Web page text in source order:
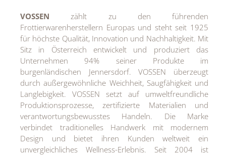
VOSSEN zählt zu den führenden
Frottierwarenherstellern Europas und steht seit 1925
für höchste Qualität, Innovation und Nachhaltigkeit. Mit
Sitz in Österreich entwickelt und produziert das
Unternehmen 94% seiner Produkte im
burgenländischen Jennersdorf. VOSSEN überzeugt
durch außergewöhnliche Weichheit, Saugfähigkeit und
Langlebigkeit. VOSSEN setzt auf umweltfreundliche
Produktionsprozesse, zertifizierte Materialien und
verantwortungsbewusstes Handeln. Die Marke
verbindet traditionelles Handwerk mit modernem
Design und bietet ihren Kunden weltweit ein
unvergleichliches Wellness-Erlebnis. Seit 2004 ist